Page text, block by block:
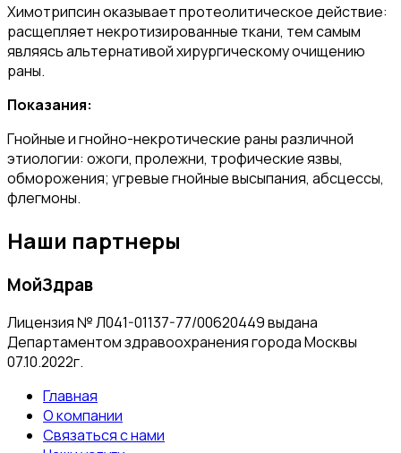
Химотрипсин оказывает протеолитическое действие:
расщепляет некротизированные ткани, тем самым
являясь альтернативой хирургическому очищению
раны.
Показания:
Гнойные и гнойно-некротические раны различной
этиологии: ожоги, пролежни, трофические язвы,
обморожения; угревые гнойные высыпания, абсцессы,
флегмоны.
Наши партнеры
МойЗдрав
Лицензия № Л041-01137-77/00620449 выдана
Департаментом здравоохранения города Москвы
07.10.2022г.
Главная
О компании
Связаться с нами